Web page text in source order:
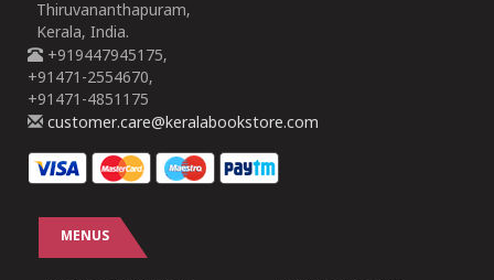
Thiruvananthapuram,
Kerala, India.
+919447945175,
+91471-2554670,
+91471-4851175
customer.care@keralabookstore.com
MENUS